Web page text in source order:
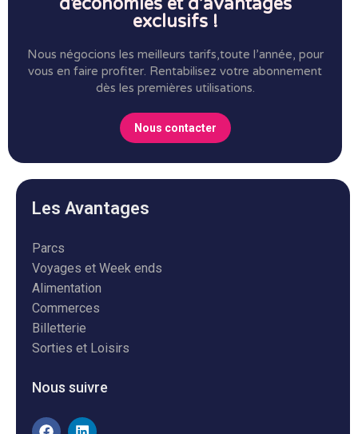
exclusifs !
Nous négocions les meilleurs tarifs,toute l’année, pour
vous en faire profiter. Rentabilisez votre abonnement
dès les premières utilisations.
Nous contacter
Les Avantages
Parcs
Voyages et Week ends
Alimentation
Commerces
Billetterie
Sorties et Loisirs
Nous suivre